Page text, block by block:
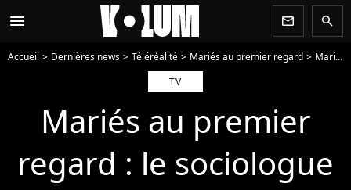
menu newsletter search
Accueil Dernières news Téléréalité Mariés au premier regard
Mariés au premier regard : le sociologue Stéphane Edouard au coeur d'une polémique
TV
Mariés au premier
regard : le sociologue